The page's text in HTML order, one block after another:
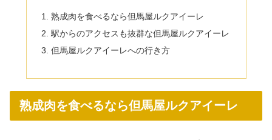
熟成肉を食べるなら但馬屋ルクアイーレ
駅からのアクセスも抜群な但馬屋ルクアイーレ
但馬屋ルクアイーレへの行き方
熟成肉を食べるなら但馬屋ルクアイーレ